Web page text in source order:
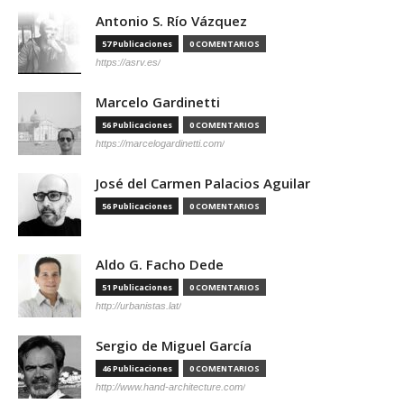
Antonio S. Río Vázquez
57 Publicaciones 0 COMENTARIOS
https://asrv.es/
Marcelo Gardinetti
56 Publicaciones 0 COMENTARIOS
https://marcelogardinetti.com/
José del Carmen Palacios Aguilar
56 Publicaciones 0 COMENTARIOS
Aldo G. Facho Dede
51 Publicaciones 0 COMENTARIOS
http://urbanistas.lat/
Sergio de Miguel García
46 Publicaciones 0 COMENTARIOS
http://www.hand-architecture.com/